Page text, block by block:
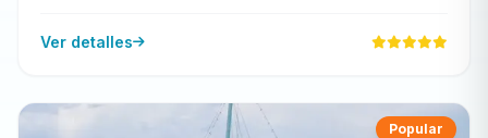
Ver detalles
Popular